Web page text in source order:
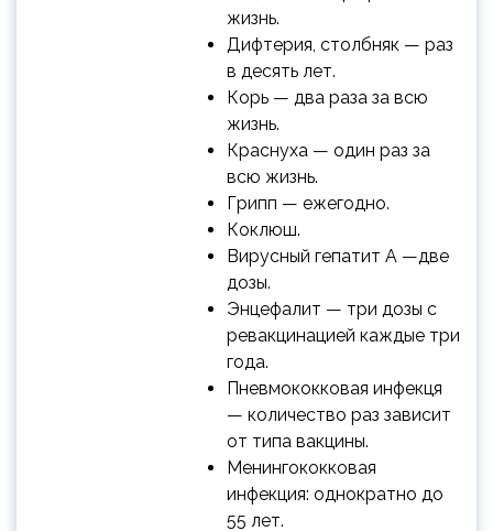
жизнь.
Дифтерия, столбняк — раз
в десять лет.
Корь — два раза за всю
жизнь.
Краснуха — один раз за
всю жизнь.
Грипп — ежегодно.
Коклюш.
Вирусный гепатит A —две
дозы.
Энцефалит — три дозы с
ревакцинацией каждые три
года.
Пневмококковая инфекця
— количество раз зависит
от типа вакцины.
Менингококковая
инфекция: однократно до
55 лет.